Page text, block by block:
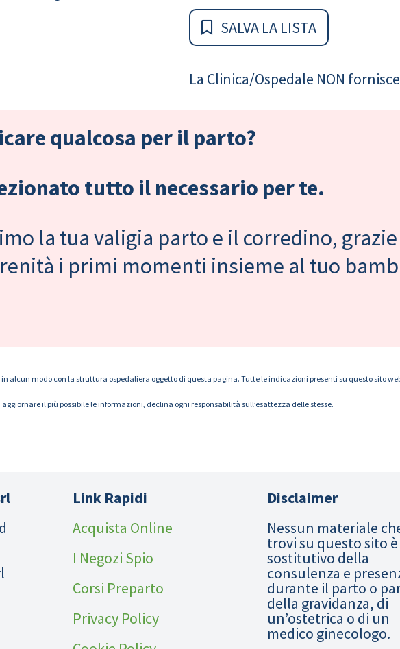
SALVA LA LISTA
La Clinica/Ospedale NON
qualcosa per il parto?
tutto il necessario per te.
la tua valigia parto e il corredino,
i primi momenti insieme al tuo
alcun modo con la struttura ospedaliera oggetto di questa pagina. Tutte le indicazioni presenti su questo sito
il più possibile le informazioni, declina ogni responsabilità sull’esattezza delle stesse.
Link Rapidi
Acquista Online
I Negozi Spio
Corsi Preparto
Privacy Policy
Disclaimer
Nessun materiale
trovi su questo sito è
sostitutivo della
consulenza e
durante il parto o
della gravidanza, di
un’ostetrica o di un
medico ginecologo.